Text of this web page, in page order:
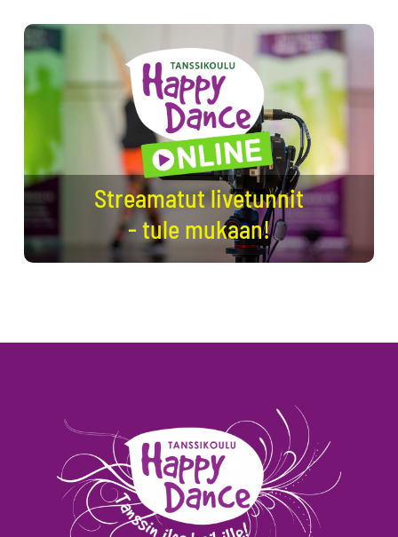
Streamatut livetunnit
- tule mukaan!